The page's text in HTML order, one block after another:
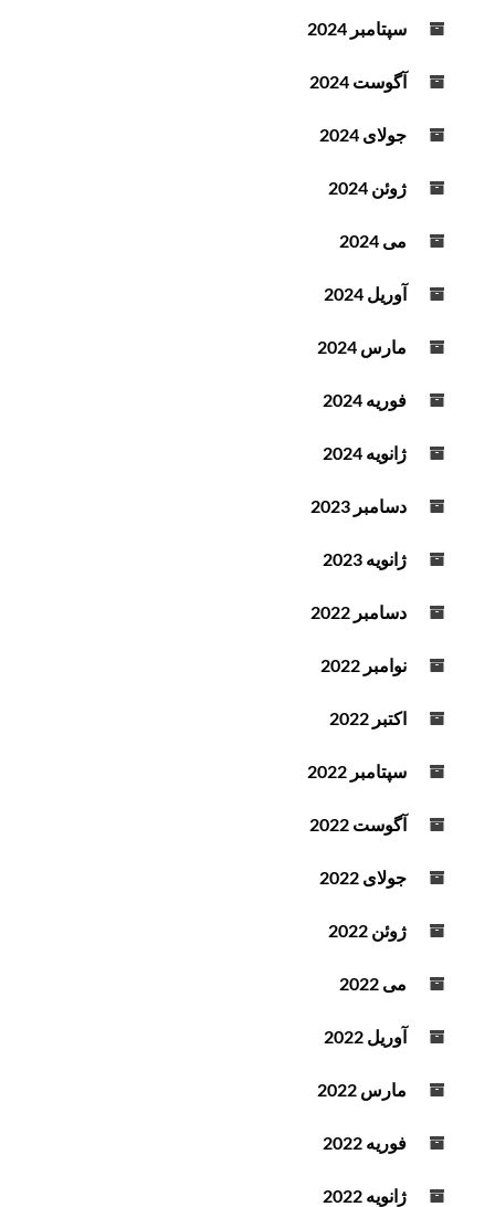
سپتامبر 2024
آگوست 2024
جولای 2024
ژوئن 2024
می 2024
آوریل 2024
مارس 2024
فوریه 2024
ژانویه 2024
دسامبر 2023
ژانویه 2023
دسامبر 2022
نوامبر 2022
اکتبر 2022
سپتامبر 2022
آگوست 2022
جولای 2022
ژوئن 2022
می 2022
آوریل 2022
مارس 2022
فوریه 2022
ژانویه 2022